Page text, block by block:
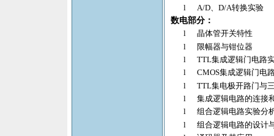
l
A/D D/A转换实验
数电部分：
l
晶体管开关特性
l
限幅器与钳位器
l
TTL集成逻辑门电路
l
CMOS集成逻辑门电
l
TTL集电极开路门与
l
集成逻辑电路的连接
l
组合逻辑电路实验分
l
组合逻辑电路的设计